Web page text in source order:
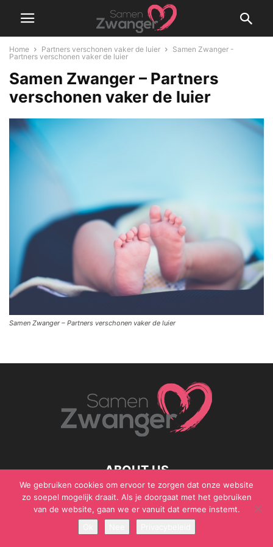
Home Partners verschonen vaker de luier
Samen Zwanger -
Partners verschonen vaker de luier
Samen Zwanger – Partners
verschonen vaker de luier
Samen Zwanger – Partners verschonen vaker de luier
ABOUT US
We gebruiken cookies om ervoor te zorgen dat onze website
zo soepel mogelijk draait. Als je doorgaat met het gebruiken
van de website, gaan we er vanuit dat ermee instemt.